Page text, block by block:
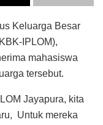
Keluarga Besar
IPLOM),
mahasiswa
tersebut.
Jayapura, kita
Untuk mereka